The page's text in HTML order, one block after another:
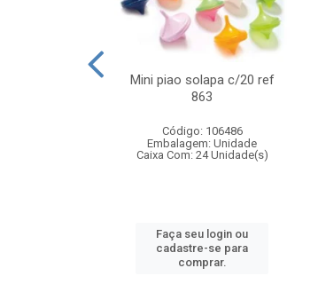
Mini piao solapa c/20 ref
863
Código: 106486
Embalagem: Unidade
Caixa Com: 24 Unidade(s)
Faça seu login ou
cadastre-se para
comprar.